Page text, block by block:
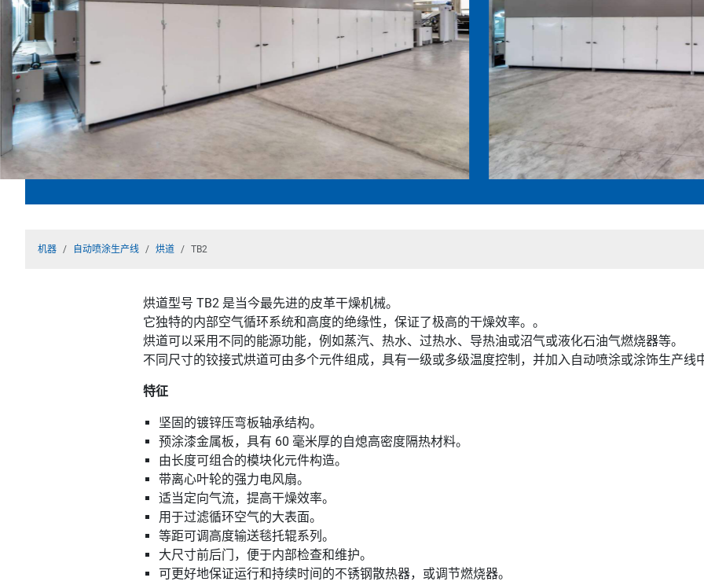
机器 自动喷涂生产线 烘道 TB2
烘道型号 TB2 是当今最先进的皮革干燥机械。
它独特的内部空气循环系统和高度的绝缘性，保证了极高的干燥效率。。
烘道可以采用不同的能源功能，例如蒸汽、热水、过热水、导热油或沼气或液化石油气燃烧器等。
不同尺寸的铰接式烘道可由多个元件组成，具有一级或多级温度控制，并加入自动喷涂或涂饰生产线
特征
坚固的镀锌压弯板轴承结构。
预涂漆金属板，具有 60 毫米厚的自熄高密度隔热材料。
由长度可组合的模块化元件构造。
带离心叶轮的强力电风扇。
适当定向气流，提高干燥效率。
用于过滤循环空气的大表面。
等距可调高度输送毯托辊系列。
大尺寸前后门，便于内部检查和维护。
可更好地保证运行和持续时间的不锈钢散热器，或调节燃烧器。